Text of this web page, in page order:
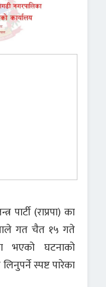
पार्टी (राप्रपा) का
गत चैत १५ गते
भएको घटनाको
स्पष्ट पारेका